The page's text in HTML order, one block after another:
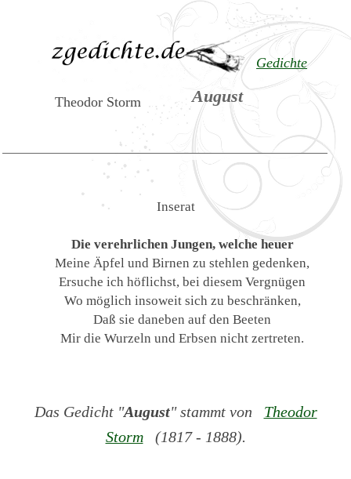
Gedichte
August
Theodor Storm
Inserat
Die verehrlichen Jungen, welche heuer
Meine Äpfel und Birnen zu stehlen gedenken,
Ersuche ich höflichst, bei diesem Vergnügen
Wo möglich insoweit sich zu beschränken,
Daß sie daneben auf den Beeten
Mir die Wurzeln und Erbsen nicht zertreten.
Das Gedicht "August" stammt von
Theodor
Storm(1817 - 1888).